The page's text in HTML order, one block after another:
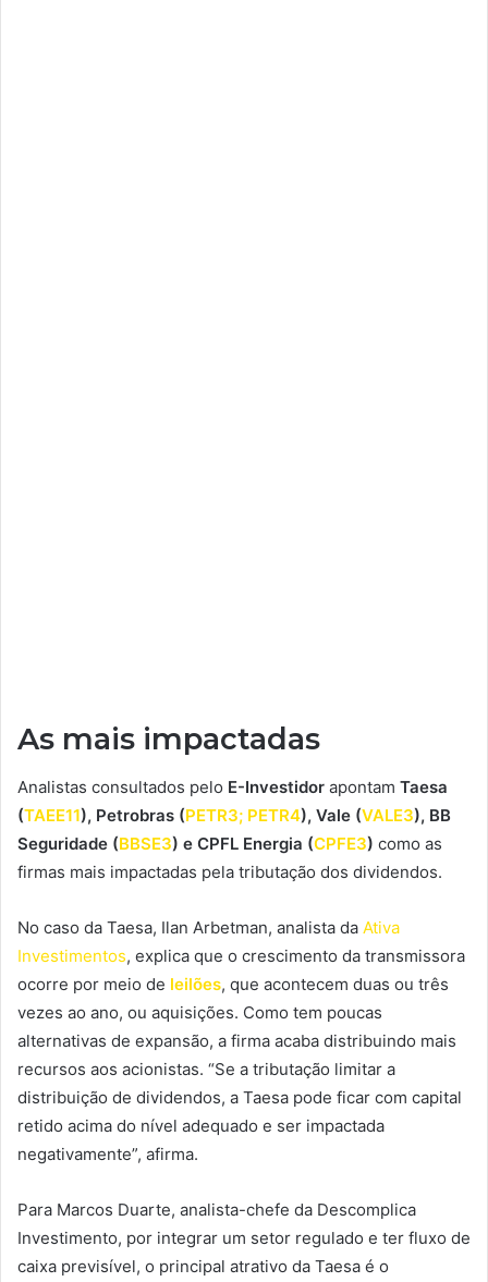
As mais impactadas
Analistas consultados pelo E-Investidor apontam Taesa
(TAEE11), Petrobras (PETR3; PETR4), Vale (VALE3), BB
Seguridade (BBSE3) e CPFL Energia (CPFE3) como as
firmas mais impactadas pela tributação dos dividendos.
No caso da Taesa, Ilan Arbetman, analista da Ativa
Investimentos, explica que o crescimento da transmissora
ocorre por meio de leilões, que acontecem duas ou três
vezes ao ano, ou aquisições. Como tem poucas
alternativas de expansão, a firma acaba distribuindo mais
recursos aos acionistas. “Se a tributação limitar a
distribuição de dividendos, a Taesa pode ficar com capital
retido acima do nível adequado e ser impactada
negativamente”, afirma.
Para Marcos Duarte, analista-chefe da Descomplica
Investimento, por integrar um setor regulado e ter fluxo de
caixa previsível, o principal atrativo da Taesa é o